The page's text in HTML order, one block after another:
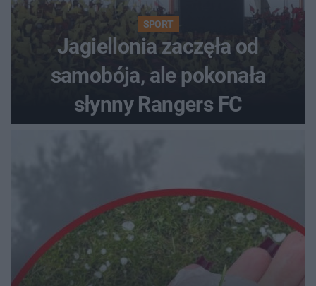
SPORT
Jagiellonia zaczęła od
samobója, ale pokonała
słynny Rangers FC